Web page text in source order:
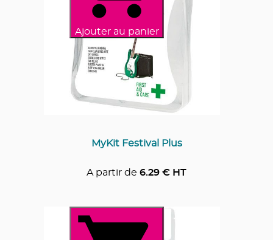
Ajouter au panier
MyKit Festival Plus
A partir de 6.29 € HT